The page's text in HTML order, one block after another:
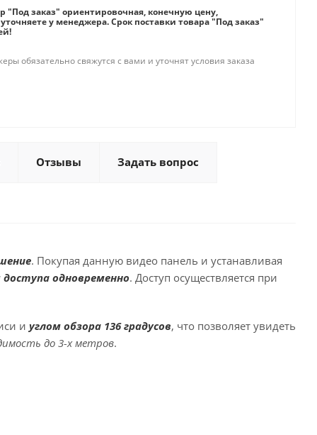
"Под заказ" ориентировочная, конечную цену,
у менеджера. Срок поставки товара "Под заказ"
обязательно свяжутся с вами и уточнят условия заказа
Отзывы Задать вопрос
. Покупая данную видео панель и устанавливая
одновременно. Доступ осуществляется при
и углом обзора 136 градусов, что позволяет увидеть
до 3-х метров.